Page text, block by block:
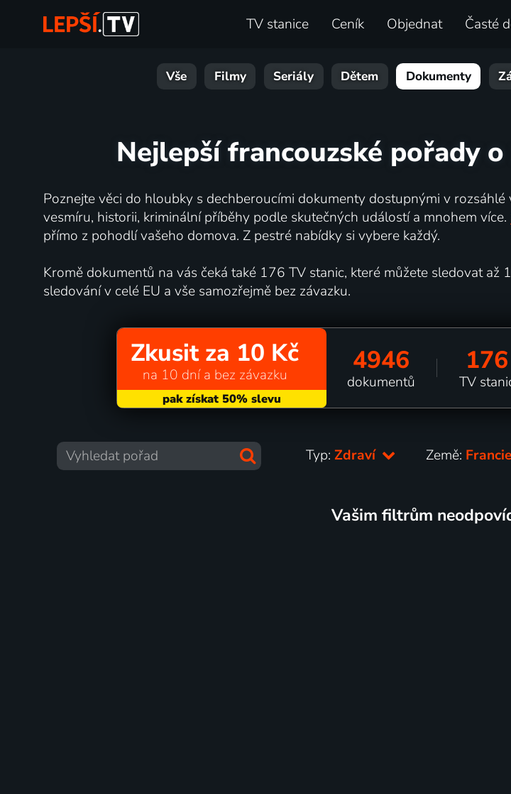
TV stanice Ceník Objednat Časté
Vše Filmy Seriály Dětem Dokumenty
Nejlepší francouzské pořady
Poznejte věci do hloubky s dechberoucími dokumenty dostupnými v
vesmíru, historii, kriminální příběhy podle skutečných událostí a mnohem více.
přímo z pohodlí vašeho domova. Z pestré nabídky si vybere každý.
Kromě dokumentů na vás čeká také 176 TV stanic, které můžete sledovat
sledování v celé EU a vše samozřejmě bez závazku.
Zkusit za 10 Kč
na 10 dní a bez závazku 4946
dokumentů
176
TV
Typ: Zdraví Země: Francie
Vašim filtrům